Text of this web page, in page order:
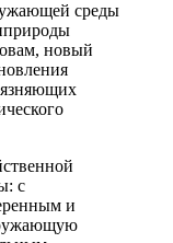
среды
новый
с
и